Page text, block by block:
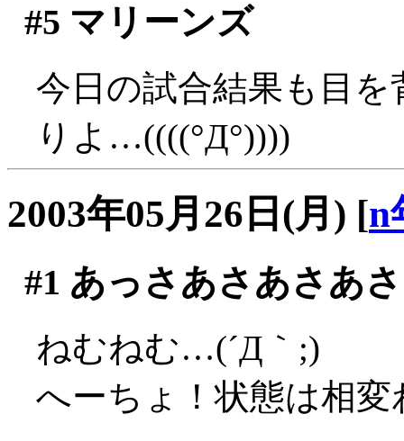
#5 マリーンズ
今日の試合結果も目
りよ…((((°Д°))))
2003年05月26日(月) [n
#1 あっさあさあさあ
ねむねむ…(´Д｀;)
へーちょ！状態は相